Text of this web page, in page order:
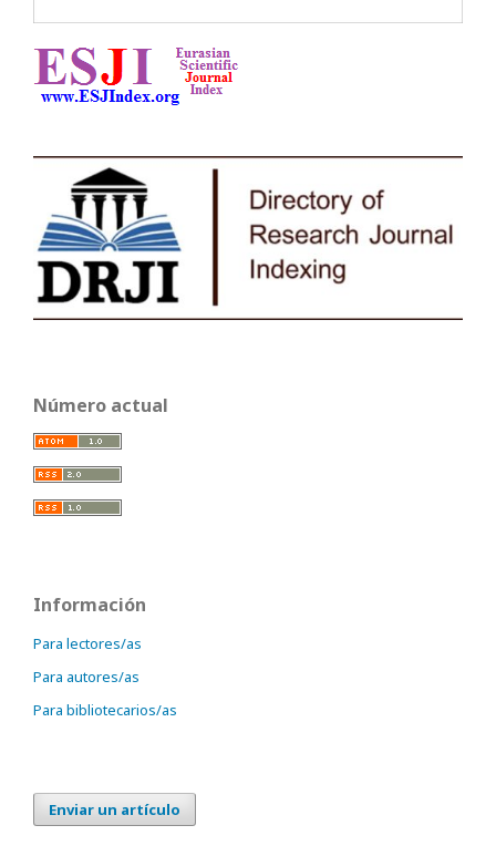
Número actual
Información
Para lectores/as
Para autores/as
Para bibliotecarios/as
Enviar un artículo